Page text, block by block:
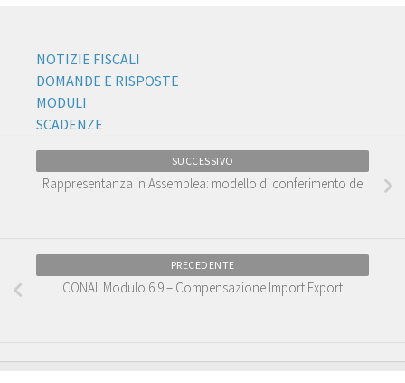
NOTIZIE FISCALI
DOMANDE E RISPOSTE
MODULI
SCADENZE
SUCCESSIVO
Rappresentanza in Assemblea: modello di conferimento de
PRECEDENTE
CONAI: Modulo 6.9 – Compensazione Import Export